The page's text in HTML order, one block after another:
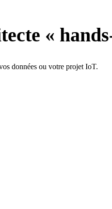
«
données ou votre projet IoT.